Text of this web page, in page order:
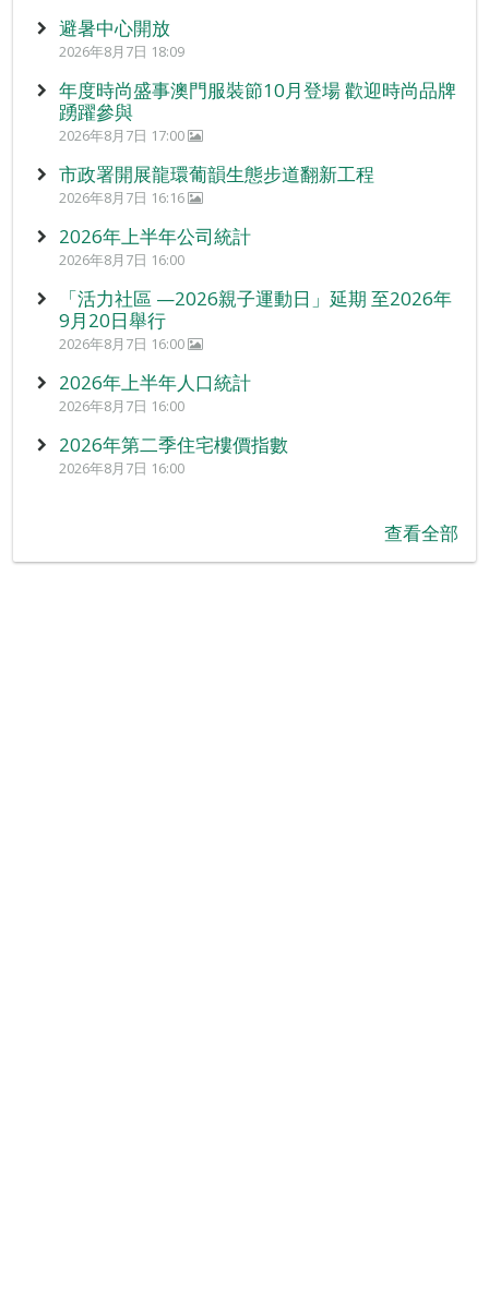
避暑中心開放
2026年8月7日 18:09
年度時尚盛事澳門服裝節10月登場 歡迎時尚品牌
踴躍參與
2026年8月7日 17:00
市政署開展龍環葡韻生態步道翻新工程
2026年8月7日 16:16
2026年上半年公司統計
2026年8月7日 16:00
「活力社區 —2026親子運動日」延期 至2026年
9月20日舉行
2026年8月7日 16:00
2026年上半年人口統計
2026年8月7日 16:00
2026年第二季住宅樓價指數
2026年8月7日 16:00
查看全部